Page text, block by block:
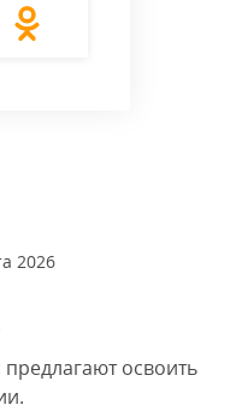
2026
освоить